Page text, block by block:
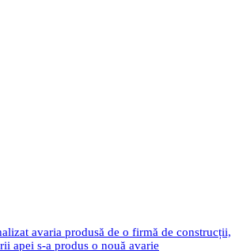
avaria produsă de o firmă de construcții,
apei s-a produs o nouă avarie